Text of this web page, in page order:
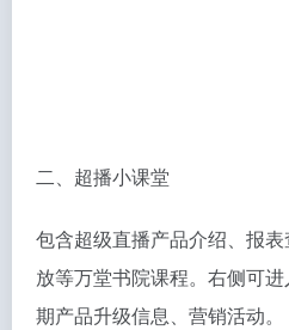
二、超播小课堂
包含超级直播产品介绍、报
放等万堂书院课程。右侧可
期产品升级信息、营销活动。